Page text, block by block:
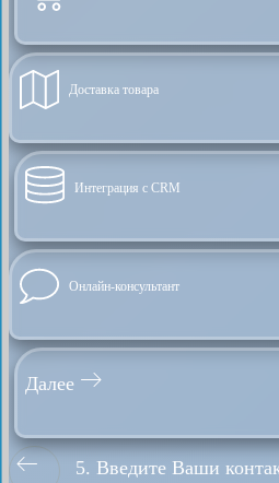
Доставка товара
Интеграция с CRM
Онлайн-консультант
Далее
5. Введите Ваши